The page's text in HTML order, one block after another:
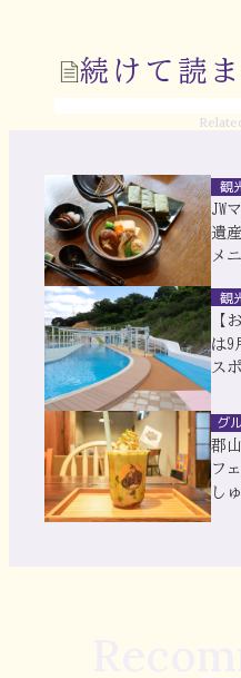
続けて読
観
JW
遺
メ
観
【
は9
ス
グ
郡
フ
し